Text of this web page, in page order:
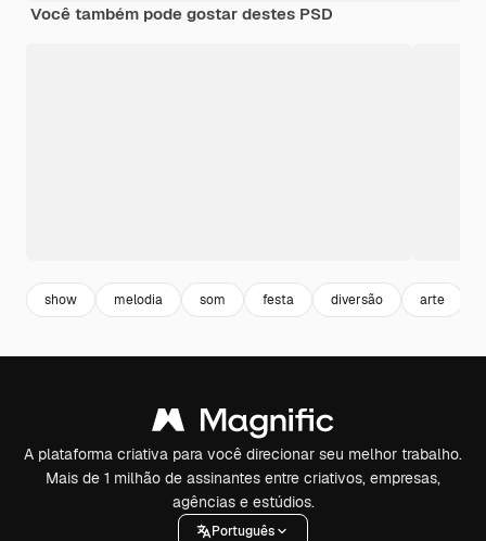
Você também pode gostar destes PSD
show melodia som festa diversão arte
A plataforma criativa para você direcionar seu melhor trabalho.
Mais de 1 milhão de assinantes entre criativos, empresas,
agências e estúdios.
Português